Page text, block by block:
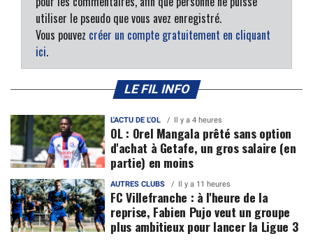
utiliser le pseudo que vous avez enregistré.
Vous pouvez créer un compte gratuitement en cliquant
ici.
LE FIL INFO
L'ACTU DE L'OL Il y a 4 heures
OL : Orel Mangala prêté sans option
d'achat à Getafe, un gros salaire (en
partie) en moins
AUTRES CLUBS Il y a 11 heures
FC Villefranche : à l'heure de la
reprise, Fabien Pujo veut un groupe
plus ambitieux pour lancer la Ligue 3